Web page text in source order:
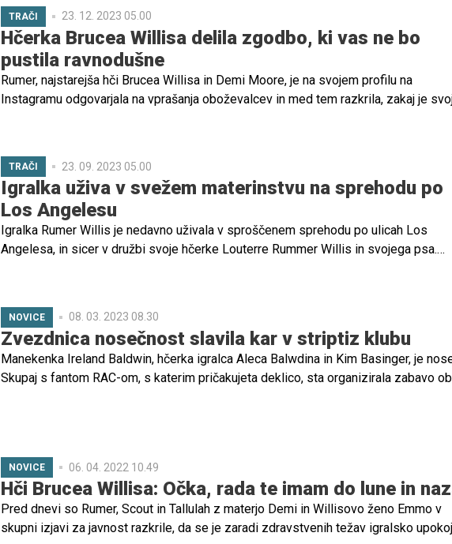
TRAČI 23. 12. 2023 05.00
Hčerka Brucea Willisa delila zgodbo, ki vas ne bo
pustila ravnodušne
Rumer, najstarejša hči Brucea Willisa in Demi Moore, je na svojem profilu na
Instagramu odgovarjala na vprašanja oboževalcev in med tem razkrila, zakaj je
TRAČI 23. 09. 2023 05.00
Igralka uživa v svežem materinstvu na sprehodu po
Los Angelesu
Igralka Rumer Willis je nedavno uživala v sproščenem sprehodu po ulicah Los
Angelesa, in sicer v družbi svoje hčerke Louterre Rummer Willis in svojega psa.
NOVICE 08. 03. 2023 08.30
Zvezdnica nosečnost slavila kar v striptiz klubu
Manekenka Ireland Baldwin, hčerka igralca Aleca Balwdina in Kim Basinger, je
Skupaj s fantom RAC-om, s katerim pričakujeta deklico, sta organizirala zabavo ob
NOVICE 06. 04. 2022 10.49
Hči Brucea Willisa: Očka, rada te imam do lune in
Pred dnevi so Rumer, Scout in Tallulah z materjo Demi in Willisovo ženo Emmo v
skupni izjavi za javnost razkrile, da se je zaradi zdravstvenih težav igralsko